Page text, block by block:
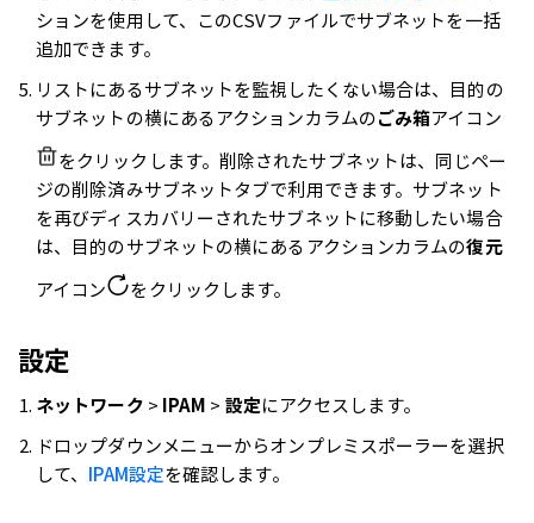
ションを使用して、このCSVファイルでサブネットを一括
追加できます。
リストにあるサブネットを監視したくない場合は、目的の
サブネットの横にあるアクションカラムのごみ箱アイコン
をクリックします。削除されたサブネットは、同じペー
ジの削除済みサブネットタブで利用できます。サブネット
を再びディスカバリーされたサブネットに移動したい場合
は、目的のサブネットの横にあるアクションカラムの復元
アイコン
をクリックします。
設定
ネットワーク > IPAM > 設定にアクセスします。
ドロップダウンメニューからオンプレミスポーラーを選択
して、 IPAM設定を確認します。